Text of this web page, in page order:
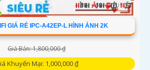
GIÁ RẺ IPC-A42EP-L HÌNH ẢNH 2K
Giá Bán: 1,800,000 ₫
Khuyến Mại: 1,000,000 ₫